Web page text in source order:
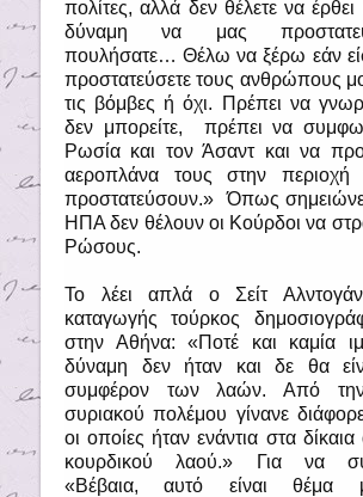
πολίτες, αλλά δεν θέλετε να
δύναμη να μας
πουλήσατε… Θέλω να ξέρω εάν
προστατεύσετε τους ανθρώπους
τις βόμβες ή όχι. Πρέπει να
δεν μπορείτε,
πρέπει να
Ρωσία και τον Άσαντ και να
αεροπλάνα τους στην
προστατεύσουν.»
Όπως
ΗΠΑ δεν θέλουν οι Κούρδοι να
Ρώσους.
Το λέει απλά ο Σείτ
καταγωγής τούρκος
στην Αθήνα: «Ποτέ και καμία
δύναμη δεν ήταν και δε θα
συμφέρον των λαών. Από
συριακού πολέμου γίνανε
οι οποίες ήταν ενάντια στα δίκαια
κουρδικού λαού.» Για να
«Βέβαια, αυτό είναι θέμα